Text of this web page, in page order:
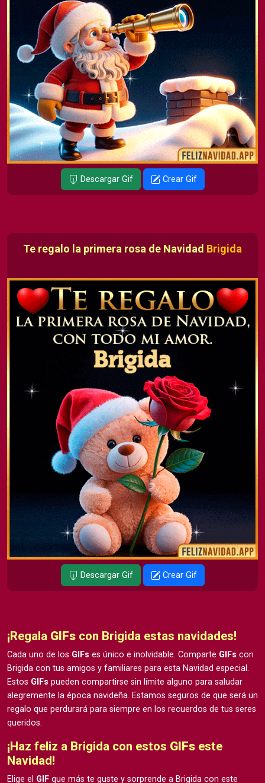
Descargar Gif Crear Gif
Te regalo la primera rosa de Navidad Brigida
Descargar Gif Crear Gif
¡Regala GIFs con Brigida estas navidades!
Cada uno de los GIFs es único e inolvidable. Comparte GIFs con
Brigida con tus amigos y familiares para esta Navidad especial.
Estos GIFs pueden compartirse sin límite alguno para saludar
alegremente la época navideña. Estamos seguros de que será un
regalo que perdurará para siempre en los recuerdos de tus seres
queridos.
¡Haz feliz a Brigida con estos GIFs este
Navidad!
Elige el GIF que más te guste y sorprende a Brigida con este